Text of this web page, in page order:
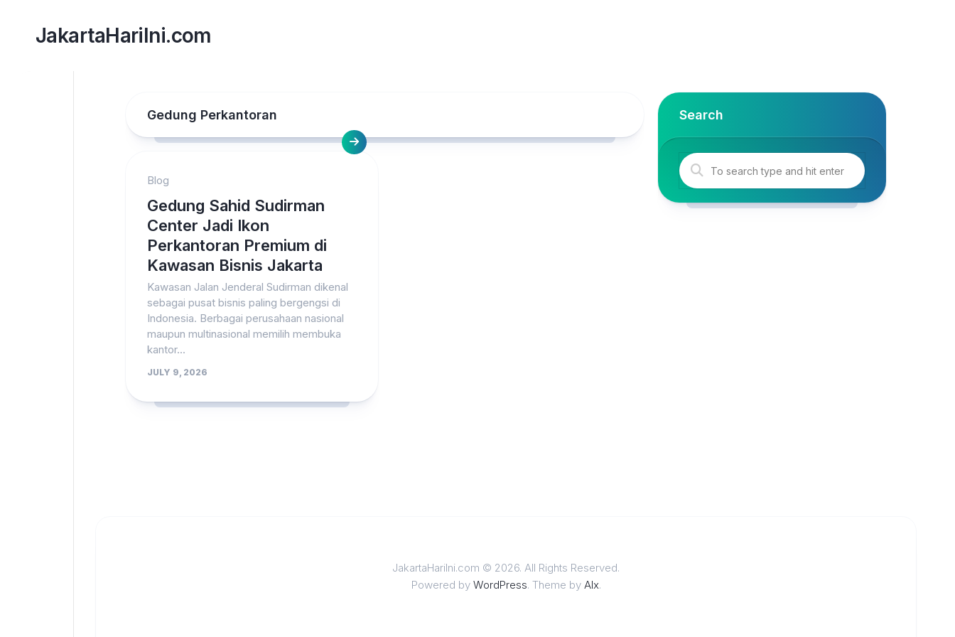
contentJakartaHariIni.com
Gedung Perkantoran
Blog
Gedung Sahid Sudirman
Center Jadi Ikon
Perkantoran Premium di
Kawasan Bisnis Jakarta
Kawasan Jalan Jenderal Sudirman dikenal
sebagai pusat bisnis paling bergengsi di
Indonesia. Berbagai perusahaan nasional
maupun multinasional memilih membuka
kantor...
JULY 9, 2026
Search
JakartaHariIni.com © 2026. All Rights Reserved.
Powered by WordPress. Theme by Alx.